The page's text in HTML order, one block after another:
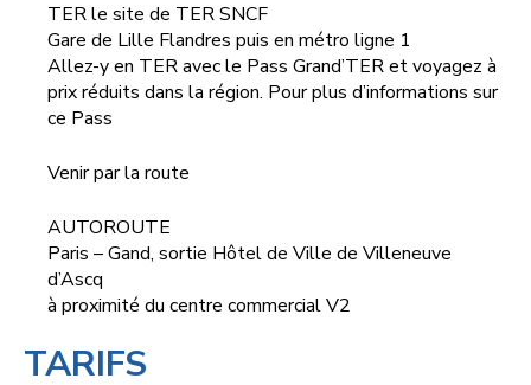
TER le site de TER SNCF
Gare de Lille Flandres puis en métro ligne 1
Allez-y en TER avec le Pass Grand’TER et voyagez à
prix réduits dans la région. Pour plus d’informations sur
ce Pass
Venir par la route
AUTOROUTE
Paris – Gand, sortie Hôtel de Ville de Villeneuve
d’Ascq
à proximité du centre commercial V2
TARIFS